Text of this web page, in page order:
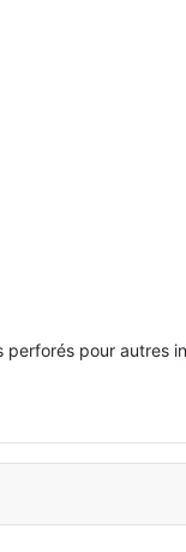
pour autres